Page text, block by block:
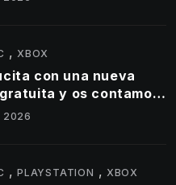
,XBOX
con una nueva
y os contamos
2026
,PLAYSTATION , XBOX